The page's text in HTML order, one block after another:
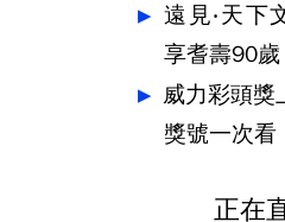
遠見‧天下
享耆壽90歲
威力彩頭
獎號一次看
正在